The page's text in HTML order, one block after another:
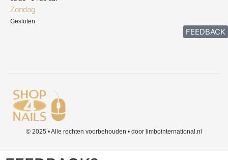
Zondag
Gesloten
© 2025 • Alle rechten voorbehouden • door limbointernational.nl
FEEDBACK